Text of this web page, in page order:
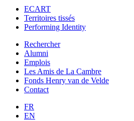
ECART
Territoires tissés
Performing Identity
Rechercher
Alumni
Emplois
Les Amis de La Cambre
Fonds Henry van de Velde
Contact
FR
EN